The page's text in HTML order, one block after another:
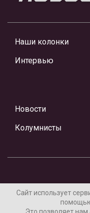
Наши колонки
Интервью
Новости
Колумнисты
Материалы
Сайт использует
помощью